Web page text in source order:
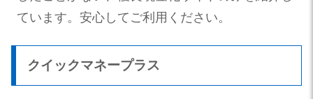
ています。安心してご利用ください。
クイックマネープラス